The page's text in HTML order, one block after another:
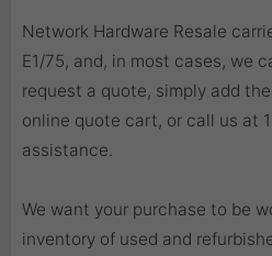
Network Hardware Resale
E1/75, and, in most cases, we
request a quote, simply add
online quote cart, or call us at
assistance.
We want your purchase to be
inventory of used and